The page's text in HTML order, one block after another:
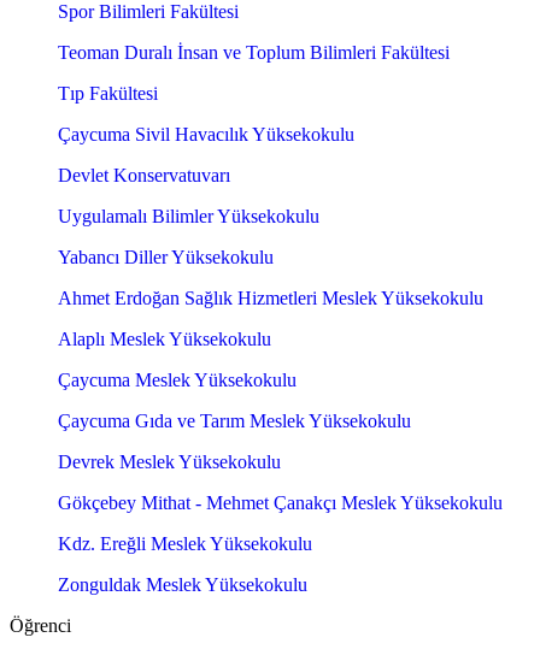
Spor Bilimleri Fakültesi
Teoman Duralı İnsan ve Toplum Bilimleri Fakültesi
Tıp Fakültesi
Çaycuma Sivil Havacılık Yüksekokulu
Devlet Konservatuvarı
Uygulamalı Bilimler Yüksekokulu
Yabancı Diller Yüksekokulu
Ahmet Erdoğan Sağlık Hizmetleri Meslek Yüksekokulu
Alaplı Meslek Yüksekokulu
Çaycuma Meslek Yüksekokulu
Çaycuma Gıda ve Tarım Meslek Yüksekokulu
Devrek Meslek Yüksekokulu
Gökçebey Mithat - Mehmet Çanakçı Meslek Yüksekokulu
Kdz. Ereğli Meslek Yüksekokulu
Zonguldak Meslek Yüksekokulu
Öğrenci